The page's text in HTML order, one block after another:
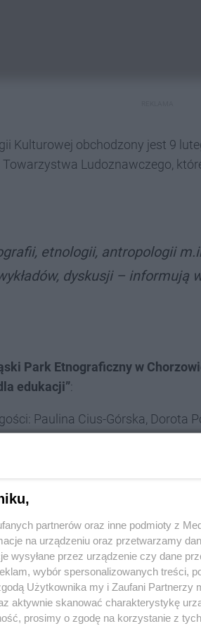
Kulturowej obchodzony jest 9
Ludoznawczego,
etnologii, antropologii
dyskusji – informują
Park Etnograficzny w
edukacji”:
Paulina Cius-Górska, Dorota
prowadząca program „Dej
oraz Barbara Kowaczek-
i tuplikowanie -
w Bytomiu„Skarby śląskiej
w Bytomiu”
Park Etnograficzny w
„Górnośląski Park
partnerów oraz inne podmioty z
na urządzeniu oraz przetwarzamy
wysyłane przez urządzenie czy dane
wybór spersonalizowanych treści,
Użytkownika my i Zaufani Partnerzy
aktywnie skanować charakterystykę
prosimy o zgodę na korzystanie z